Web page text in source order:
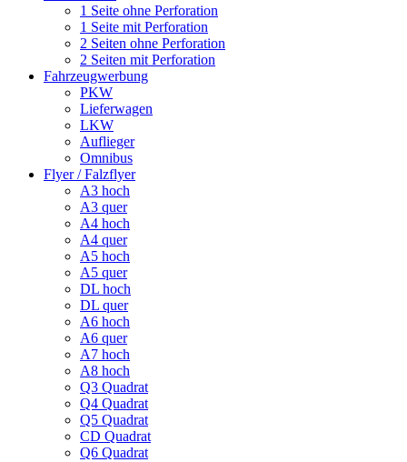
1 Seite ohne Perforation
1 Seite mit Perforation
2 Seiten ohne Perforation
2 Seiten mit Perforation
Fahrzeugwerbung
PKW
Lieferwagen
LKW
Auflieger
Omnibus
Flyer / Falzflyer
A3 hoch
A3 quer
A4 hoch
A4 quer
A5 hoch
A5 quer
DL hoch
DL quer
A6 hoch
A6 quer
A7 hoch
A8 hoch
Q3 Quadrat
Q4 Quadrat
Q5 Quadrat
CD Quadrat
Q6 Quadrat